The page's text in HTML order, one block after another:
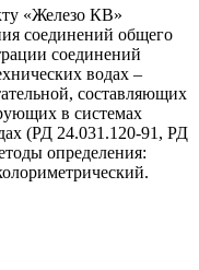
«Железо КВ»
соединений общего
соединений
водах –
составляющих
в системах
(РД 24.031.120-91, РД
определения: